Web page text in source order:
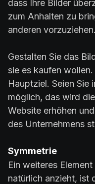
dass Ihre Bilder
zum Anhalten zu
anderen vorzuziehen.
Gestalten Sie das
sie es kaufen
Hauptziel. Seien Sie
möglich, das wird
Website erhöhen
des Unternehmens
Symmetrie
Ein weiteres
natürlich anzieht, ist